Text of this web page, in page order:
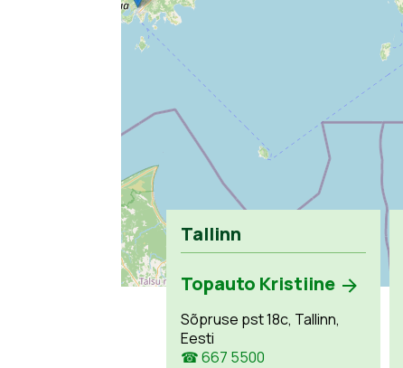
Tallinn
Topauto Kristiine
Sõpruse pst 18c, Tallinn,
Eesti
☎ 667 5500